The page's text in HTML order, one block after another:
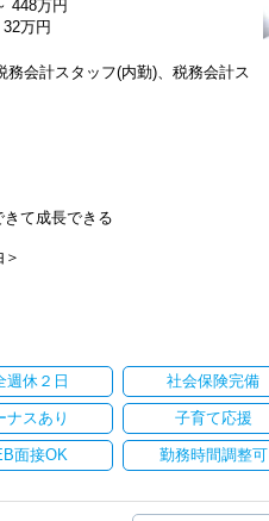
448万円
万円
務会計スタッフ(内勤)、税務会計ス
きて成長できる
週休２日 社会保険完備
ナスあり 子育て応援
面接OK 勤務時間調整可